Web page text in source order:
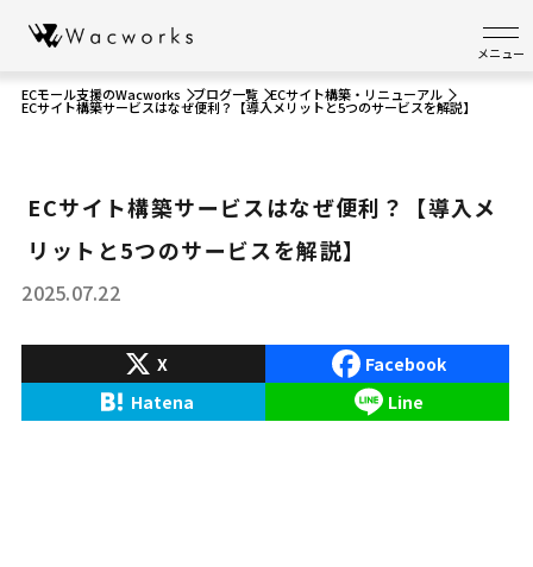
メニュー
ECモール支援のWacworks ブログ一覧 ECサイト構築・リニューアル
ECサイト構築サービスはなぜ便利？【導入メリットと5つのサービスを解説】
ECサイト構築サービスはなぜ便利？【導入メ
リットと5つのサービスを解説】
2025.07.22
X
Facebook
Hatena
Line